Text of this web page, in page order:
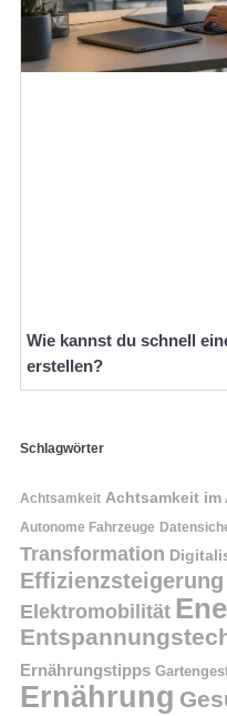
Wie kannst du schnell
erstellen?
Schlagwörter
Achtsamkeit Achtsamkeit im
Autonome Fahrzeuge
Transformation
Effizienzsteigerung
Elektromobilität
Ernährungstipps
Ernährung